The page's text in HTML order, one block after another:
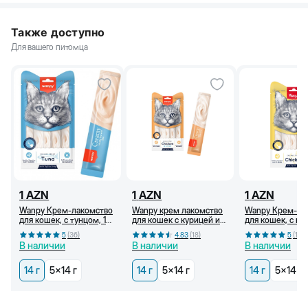
Также доступно
Для вашего питомца
1 AZN
Wanpy Крем-лакомство
для кошек, с тунцом, 14
5(36)
В наличии
14 г 5x14 г
1 AZN
Wanpy крем лакомство
для кошек с курицей и
крабом, 14 г4.83(18)
В наличии
14 г 5x14 г
1 AZN
Wanpy Крем-
для кошек, с
5(18
В наличии
14 г 5x14 г